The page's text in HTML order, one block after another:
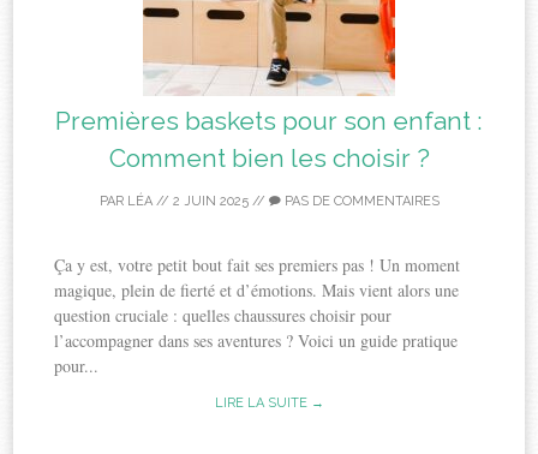
Premières baskets pour son enfant :
Comment bien les choisir ?
PAR LÉA// 2 JUIN 2025// PAS DE COMMENTAIRES
Ça y est, votre petit bout fait ses premiers pas ! Un moment
magique, plein de fierté et d’émotions. Mais vient alors une
question cruciale : quelles chaussures choisir pour
l’accompagner dans ses aventures ? Voici un guide pratique
pour...
LIRE LA SUITE →